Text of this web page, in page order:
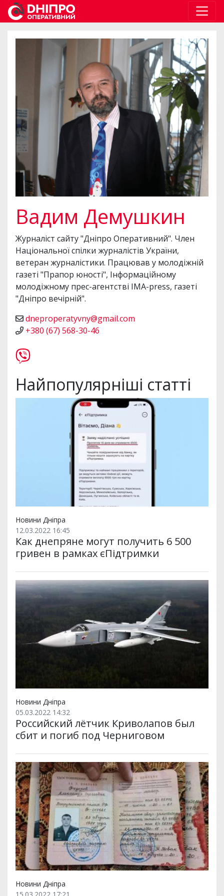
Вадим Демушкин
Журналіст сайту "Дніпро Оперативний". Член
Національної спілки журналістів України,
ветеран журналістики. Працював у молодіжній
газеті "Прапор юності", Інформаційному
молодіжному прес-агентстві IMA-press, газеті
"Дніпро вечірній".
dneproperatyvny@gmail.com
+380 (67) 568-30-46
Найпопулярніші статті
Новини Дніпра
12.03.2022 16:45
Как днепряне могут получить 6 500
гривен в рамках єПідтримки
Новини Дніпра
05.03.2022 14:32
Российский лётчик Криволапов был
сбит и погиб под Черниговом
Новини Дніпра